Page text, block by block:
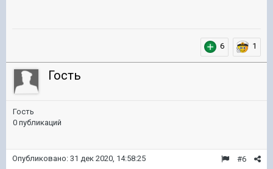
6 1
Гость
Гость
0 публикаций
#6
Опубликовано: 31 дек 2020, 14:58:25